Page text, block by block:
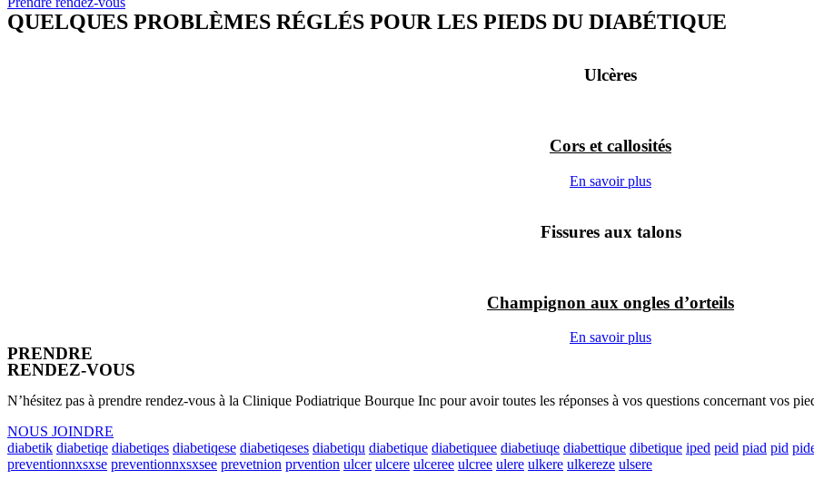
QUELQUES PROBLÈMES RÉGLÉS POUR LES PIEDS DU DIABÉTIQUE
Ulcères
Cors et callosités
En savoir plus
Fissures aux talons
Champignon aux ongles d’orteils
En savoir plus
PRENDRE
RENDEZ-VOUS
N’hésitez pas à prendre rendez-vous à la Clinique Podiatrique Bourque Inc pour avoir toutes les réponses à vos questions concernant vos
NOUS JOINDRE
diabetik diabetiqe diabetiqes diabetiqese diabetiqeses diabetiqu diabetique diabetiquee diabetiuqe diabettique dibetique iped peid piad pid
preventionnxsxse preventionnxsxsee prevetnion prvention ulcer ulcere ulceree ulcree ulere ulkere ulkereze ulsere